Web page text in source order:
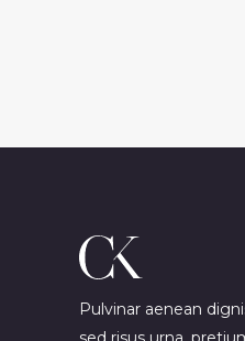
Pulvinar aenean